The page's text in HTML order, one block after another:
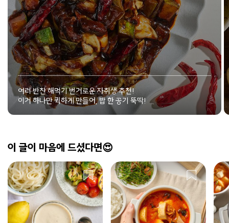
여러 반찬 해먹기 번거로운 자취생 추천!
이거 하나만 퀵하게 만들어, 밥 한 공기 뚝딱!
이 글이 마음에 드셨다면😍